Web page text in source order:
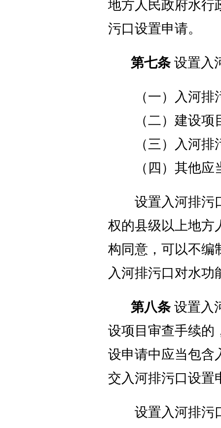
地方人民政府水行
污口设置申请。
第七条设置入
（一）入河排
（二）建设项
（三）入河排
（四）其他应
设置入河排污口
权的县级以上地方
构同意，可以不编
入河排污口对水
第八条设置入
设项目审查手续的
设申请中应当包含
交入河排污口设置
设置入河排污口